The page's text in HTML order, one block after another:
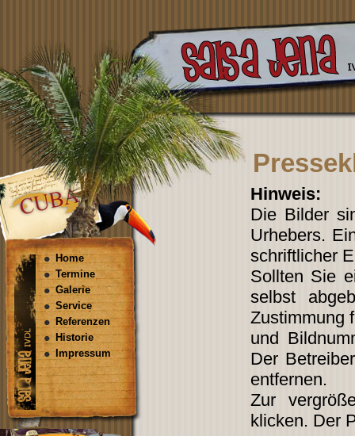
Home
Termine
Galerie
Service
Referenzen
Historie
Impressum
Hinweis:
Die Bilder
Urhebers.
schriftlicher
Sollten Sie
selbst
Zustimmung
und
Der
entfernen.
Zur
klicken. Der